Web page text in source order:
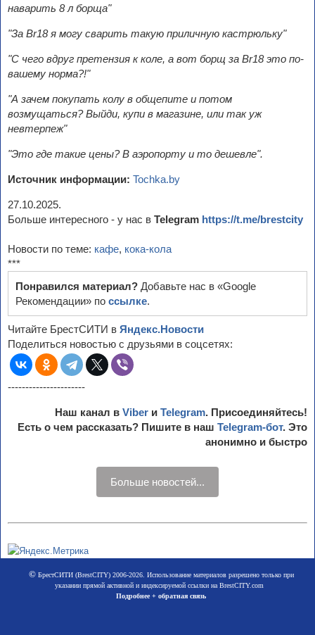
наварить 8 л борща"
"За Br18 я могу сварить такую приличную кастрюльку"
"С чего вдруг претензия к коле, а вот борщ за Br18 это по-
вашему норма?!"
"А зачем покупать колу в общепите и потом
возмущаться? Выйди, купи в магазине, или так уж
невтерпеж"
"Это где такие цены? В аэропорту и то дешевле".
Источник информации: Tochka.by
27.10.2025.
Больше интересного - у нас в Telegram https://t.me/brestcity
Новости по теме: кафе, кока-кола
***
Понравился материал? Добавьте нас в «Google
Рекомендации» по ссылке.
Читайте БрестСИТИ в Яндекс.Новости
Поделиться новостью с друзьями в соцсетях:
----------------------
Наш канал в Viber и Telegram. Присоединяйтесь!
Есть о чем рассказать? Пишите в наш Telegram-бот. Это
анонимно и быстро
Больше новостей...
©БрестСИТИ (BrestCITY) 2006-2026. Использование материалов разрешено только при
указании прямой активной и индексируемой ссылки на BrestCITY.com
Подробнее + обратная связь